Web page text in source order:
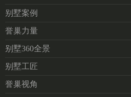
别墅案例
誉巢力量
别墅360全景
别墅工匠
誉巢视角